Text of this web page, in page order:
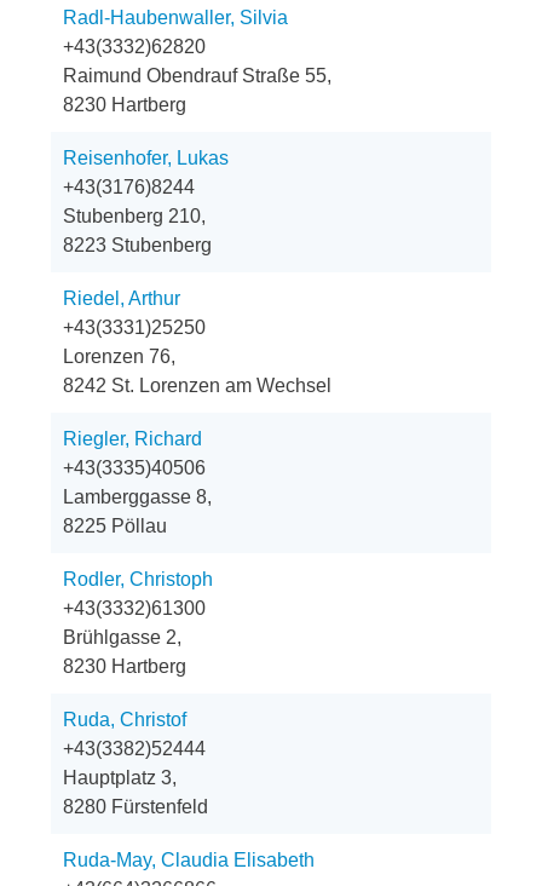
Radl-Haubenwaller, Silvia
+43(3332)62820
Raimund Obendrauf Straße 55,
8230 Hartberg
Reisenhofer, Lukas
+43(3176)8244
Stubenberg 210,
8223 Stubenberg
Riedel, Arthur
+43(3331)25250
Lorenzen 76,
8242 St. Lorenzen am Wechsel
Riegler, Richard
+43(3335)40506
Lamberggasse 8,
8225 Pöllau
Rodler, Christoph
+43(3332)61300
Brühlgasse 2,
8230 Hartberg
Ruda, Christof
+43(3382)52444
Hauptplatz 3,
8280 Fürstenfeld
Ruda-May, Claudia Elisabeth